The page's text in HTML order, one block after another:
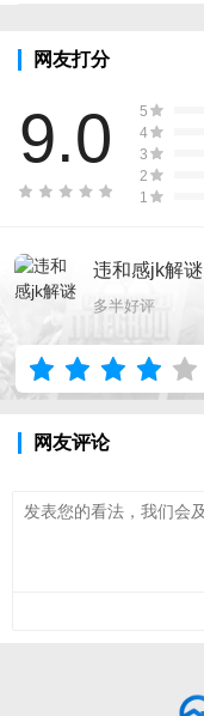
网友打分
9.0
5
4
3
2
1
违和感jk解谜
多半好评
网友评论